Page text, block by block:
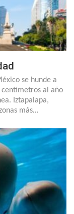
se hunde a
al año
Iztapalapa,
más…